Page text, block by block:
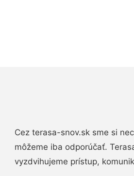
Cez terasa-snov.sk sme si
môžeme iba odporúčať.
vyzdvihujeme prístup,